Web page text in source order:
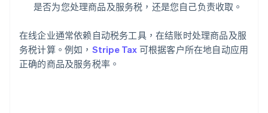
是否为您处理商品及服务税，还是您自己负责收取。
在线企业通常依赖自动税务工具，在结账时处理商品及服
务税计算。例如， Stripe Tax 可根据客户所在地自动应用
正确的商品及服务税率。